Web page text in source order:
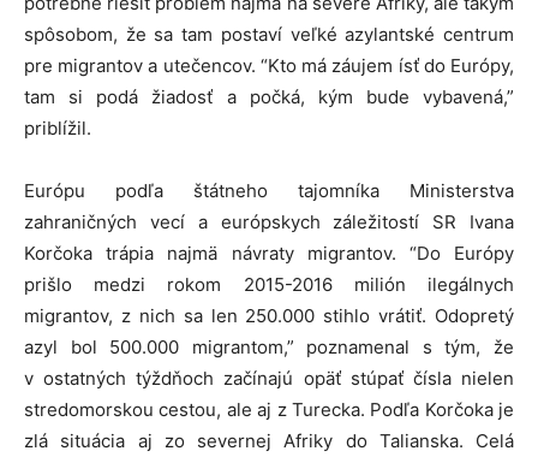
spôsobom, že sa tam postaví veľké azylantské centrum
pre migrantov a utečencov. “Kto má záujem ísť do Európy,
tam si podá žiadosť a počká, kým bude vybavená,”
priblížil.
Európu podľa štátneho tajomníka Ministerstva
zahraničných vecí a európskych záležitostí SR Ivana
Korčoka trápia najmä návraty migrantov. “Do Európy
prišlo medzi rokom 2015-2016 milión ilegálnych
migrantov, z nich sa len 250.000 stihlo vrátiť. Odopretý
azyl bol 500.000 migrantom,” poznamenal s tým, že
v ostatných týždňoch začínajú opäť stúpať čísla nielen
stredomorskou cestou, ale aj z Turecka. Podľa Korčoka je
zlá situácia aj zo severnej Afriky do Talianska. Celá